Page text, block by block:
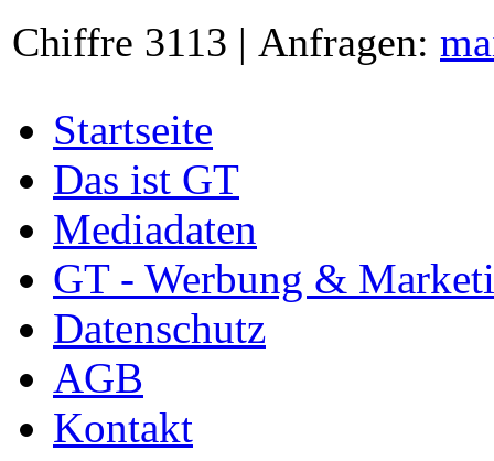
Chiffre 3113 | Anfragen:
Startseite
Das ist GT
Mediadaten
GT - Werbung &
Datenschutz
AGB
Kontakt